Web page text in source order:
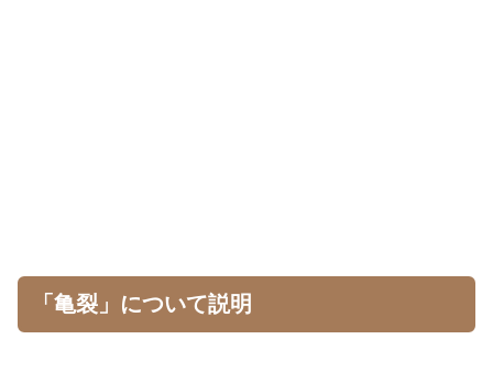
「亀裂」について説明